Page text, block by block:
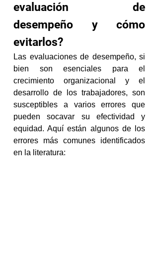
evaluación de
desempeño y cómo
evitarlos?
Las evaluaciones de desempeño, si
bien son esenciales para el
crecimiento organizacional y el
desarrollo de los trabajadores, son
susceptibles a varios errores que
pueden socavar su efectividad y
equidad. Aquí están algunos de los
errores más comunes identificados
en la literatura: